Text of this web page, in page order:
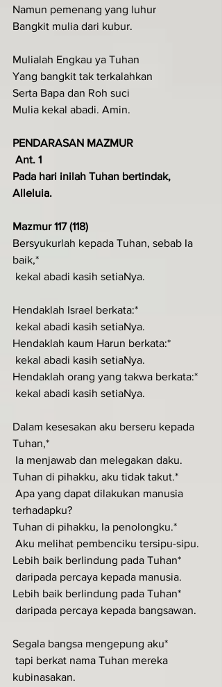
Namun pemenang yang luhur
Bangkit mulia dari kubur.
Mulialah Engkau ya Tuhan
Yang bangkit tak terkalahkan
Serta Bapa dan Roh suci
Mulia kekal abadi. Amin.
PENDARASAN MAZMUR
Ant. 1
Pada hari inilah Tuhan bertindak,
Alleluia.
Mazmur 117 (118)
Bersyukurlah kepada Tuhan, sebab Ia
baik,*
kekal abadi kasih setiaNya.
Hendaklah Israel berkata:*
kekal abadi kasih setiaNya.
Hendaklah kaum Harun berkata:*
kekal abadi kasih setiaNya.
Hendaklah orang yang takwa berkata:*
kekal abadi kasih setiaNya.
Dalam kesesakan aku berseru kepada
Tuhan,*
Ia menjawab dan melegakan daku.
Tuhan di pihakku, aku tidak takut.*
terhadapku?
Tuhan di pihakku, Ia penolongku.*
Aku melihat pembenciku tersipu-sipu.
Lebih baik berlindung pada Tuhan*
daripada percaya kepada manusia.
Lebih baik berlindung pada Tuhan*
daripada percaya kepada bangsawan.
Segala bangsa mengepung aku*
kubinasakan.